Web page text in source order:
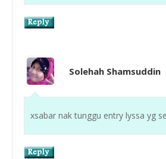
Solehah Shamsuddin
xsabar nak tunggu entry lyssa yg